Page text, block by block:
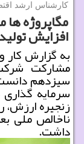
كارشناس ارشد
مگاپروژه
افزایش
به گزارش
مشارکت
سیزدهم
سرمایه
زنجیره ارزش،
ناخالص ملی
داشت.